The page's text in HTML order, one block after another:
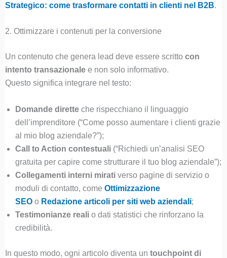
Strategico: come trasformare contatti in clienti nel B2B.
2. Ottimizzare i contenuti per la conversione
Un contenuto che genera lead deve essere scritto con
intento transazionalee non solo informativo.
Questo significa integrare nel testo:
Domande diretteche rispecchiano il linguaggio
dell’imprenditore (“Come posso aumentare i clienti grazie
al mio blog aziendale?”);
Call to Action contestuali(“Richiedi un’analisi SEO
gratuita per capire come strutturare il tuo blog aziendale”);
Collegamenti interni mirativerso pagine di servizio o
moduli di contatto, come Ottimizzazione
SEOo Redazione articoli per siti web aziendali;
Testimonianze realio dati statistici che rinforzano la
credibilità.
In questo modo, ogni articolo diventa un touchpoint di